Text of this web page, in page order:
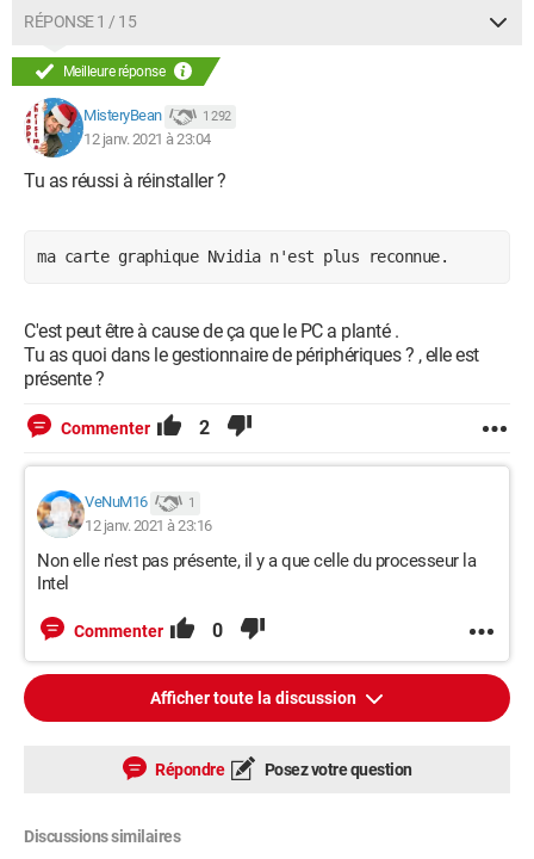
RÉPONSE 1 / 15
Meilleure réponse
MisteryBean 1 292
12 janv. 2021 à 23:04
Tu as réussi à réinstaller ?
ma carte graphique Nvidia n'est plus reconnue.
C'est peut être à cause de ça que le PC a planté .
Tu as quoi dans le gestionnaire de périphériques ? , elle est
présente ?
Commenter 2
VeNuM16 1
12 janv. 2021 à 23:16
Non elle n'est pas présente, il y a que celle du processeur la
Intel
Commenter 0
Afficher toute la discussion
Répondre Posez votre question
Discussions similaires